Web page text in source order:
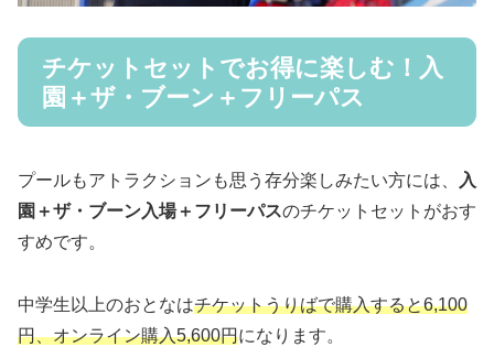
チケットセットでお得に楽しむ！入
園＋ザ・ブーン＋フリーパス
プールもアトラクションも思う存分楽しみたい方には、
入
園＋ザ・ブーン入場＋フリーパスのチケットセットがおす
すめです。
中学生以上のおとなはチケットうりばで購入すると6,100
円、オンライン購入5,600円になります。